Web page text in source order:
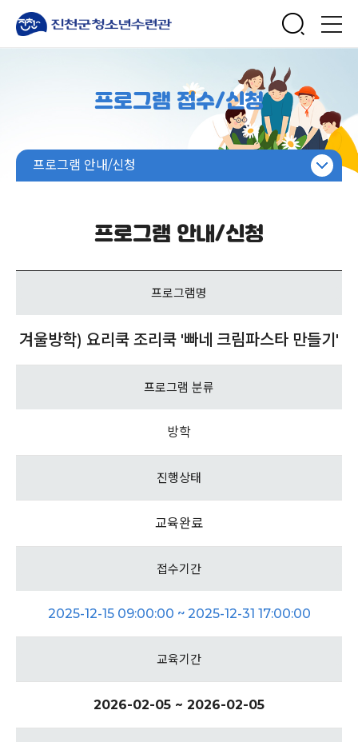
프로그램 접수/신청
프로그램 안내/신청
프로그램 안내/신청프로그램 안내/신청
프로그램명
겨울방학) 요리쿡 조리쿡 '빠네 크림파스타 만들기'
프로그램 분류
방학
진행상태
교육완료
접수기간
2025-12-15 09:00:00 ~ 2025-12-31 17:00:00
교육기간
2026-02-05 ~ 2026-02-05